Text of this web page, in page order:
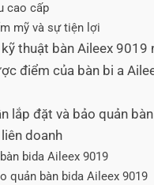
cao cấp
mỹ và sự tiện lợi
thuật bàn Aileex 9019
điểm của bàn bi a
lắp đặt và bảo quản
doanh
bida Aileex 9019
quản bàn bida Aileex 9019